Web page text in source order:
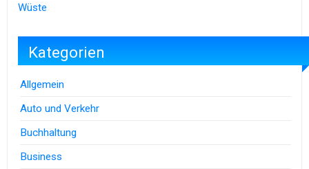
Wüste
Kategorien
Allgemein
Auto und Verkehr
Buchhaltung
Business